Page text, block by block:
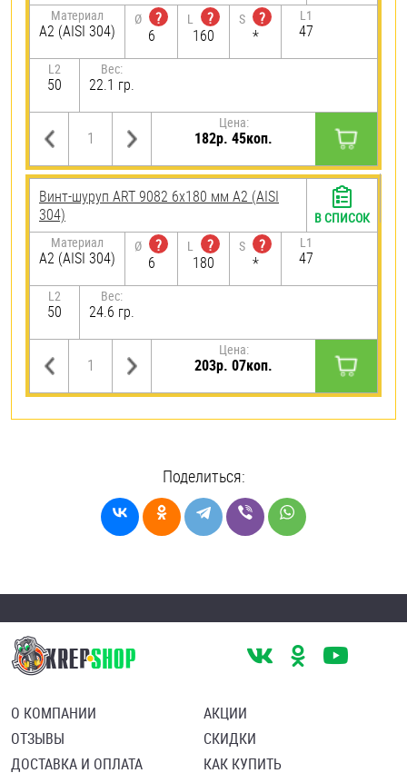
Материал
А2 (AISI 304)
Ø
?
6
L
?
160
S
?
*
L1
47
L2
50
Вес:
22.1 гр.
Цена:
182р. 45коп.
Винт-шуруп ART 9082 6х180 мм А2 (AISI
304)
Материал
А2 (AISI 304)
Ø
?
6
L
?
180
S
?
*
L1
47
L2
50
Вес:
24.6 гр.
Цена:
203р. 07коп.
В СПИСОК
Поделиться:
О КОМПАНИИ
ОТЗЫВЫ
ДОСТАВКА И ОПЛАТА
АКЦИИ
СКИДКИ
КАК КУПИТЬ